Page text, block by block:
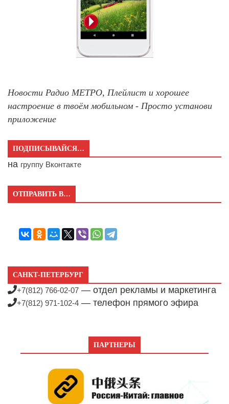
Новости Радио МЕТРО, Плейлист и хорошее
настроение в твоём мобильном - Просто установи
приложение
ПОДПИСЫВАЙСЯ…
на группу Вконтакте
ОТПРАВИТЬ В…
САНКТ-ПЕТЕРБУРГ
+7(812) 766-02-07 — отдел рекламы и маркетинга
+7(812) 971-102-4 — телефон прямого эфира
ПАРТНЕРЫ